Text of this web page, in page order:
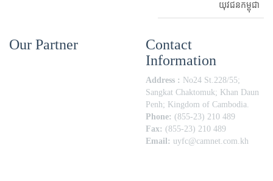
យុវជនកម្ពុជា
Our Partner
Contact
Information
Address : No24 St.228/55;
Sangkat Chaktomuk; Khan Daun
Penh; Kingdom of Cambodia.
Phone: (855-23) 210 489
Fax: (855-23) 210 489
Email: uyfc@camnet.com.kh